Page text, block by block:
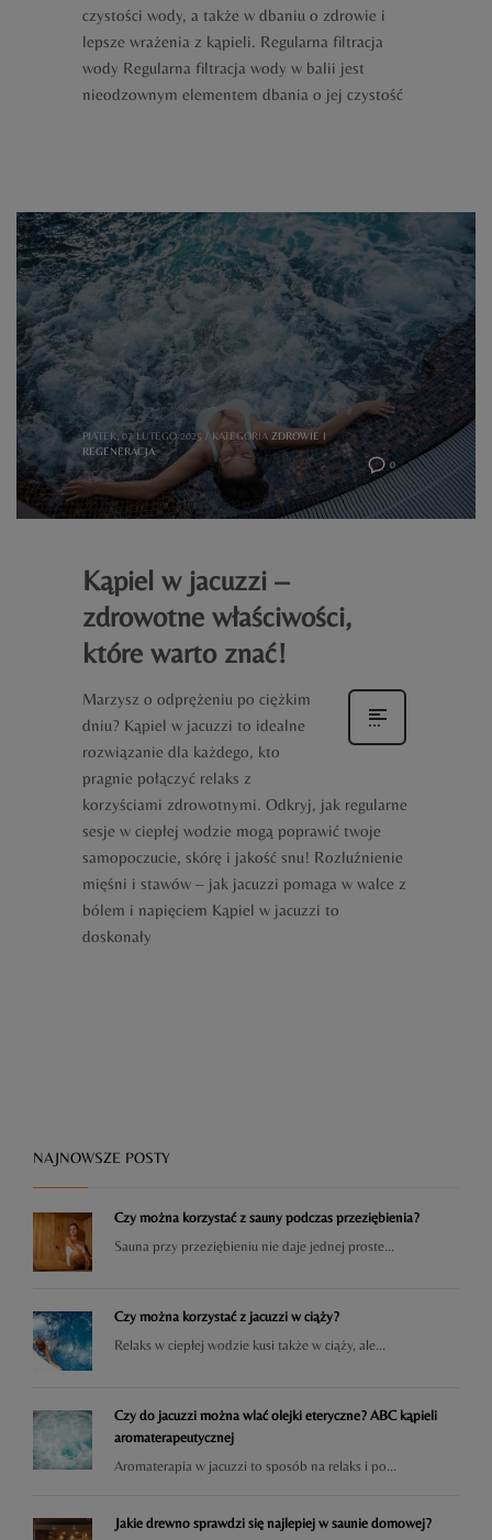
czystości wody, a także w dbaniu o zdrowie i
lepsze wrażenia z kąpieli. Regularna filtracja
wody Regularna filtracja wody w balii jest
nieodzownym elementem dbania o jej czystość
0
PIĄTEK, 07 LUTEGO 2025 / KATEGORIA ZDROWIE I
REGENERACJA
Kąpiel w jacuzzi –
zdrowotne właściwości,
które warto znać!
Marzysz o odprężeniu po ciężkim
dniu? Kąpiel w jacuzzi to idealne
rozwiązanie dla każdego, kto
pragnie połączyć relaks z
korzyściami zdrowotnymi. Odkryj, jak regularne
sesje w ciepłej wodzie mogą poprawić twoje
samopoczucie, skórę i jakość snu! Rozluźnienie
mięśni i stawów – jak jacuzzi pomaga w walce z
bólem i napięciem Kąpiel w jacuzzi to
doskonały
NAJNOWSZE POSTY
Czy można korzystać z sauny podczas przeziębienia?
Sauna przy przeziębieniu nie daje jednej proste...
Czy można korzystać z jacuzzi w ciąży?
Relaks w ciepłej wodzie kusi także w ciąży, ale...
Czy do jacuzzi można wlać olejki eteryczne? ABC kąpieli
aromaterapeutycznej
Aromaterapia w jacuzzi to sposób na relaks i po...
Jakie drewno sprawdzi się najlepiej w saunie domowej?